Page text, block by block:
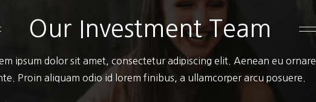
Our Investment Team
ipsum dolor sit amet, consectetur adipiscing elit. Aenean eu ornare
Proin aliquam odio id lorem finibus, a ullamcorper arcu posuere.